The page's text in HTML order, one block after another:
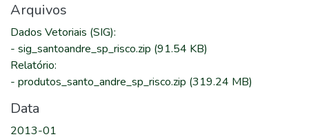
Arquivos
Dados Vetoriais (SIG):
- sig_santoandre_sp_risco.zip (91.54 KB)
Relatório:
- produtos_santo_andre_sp_risco.zip (319.24 MB)
Data
2013-01